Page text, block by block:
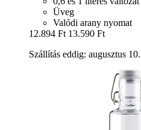
Üveg
Valódi arany nyomat
12.894 Ft 13.590 Ft
Szállítás eddig: augusztus 10.